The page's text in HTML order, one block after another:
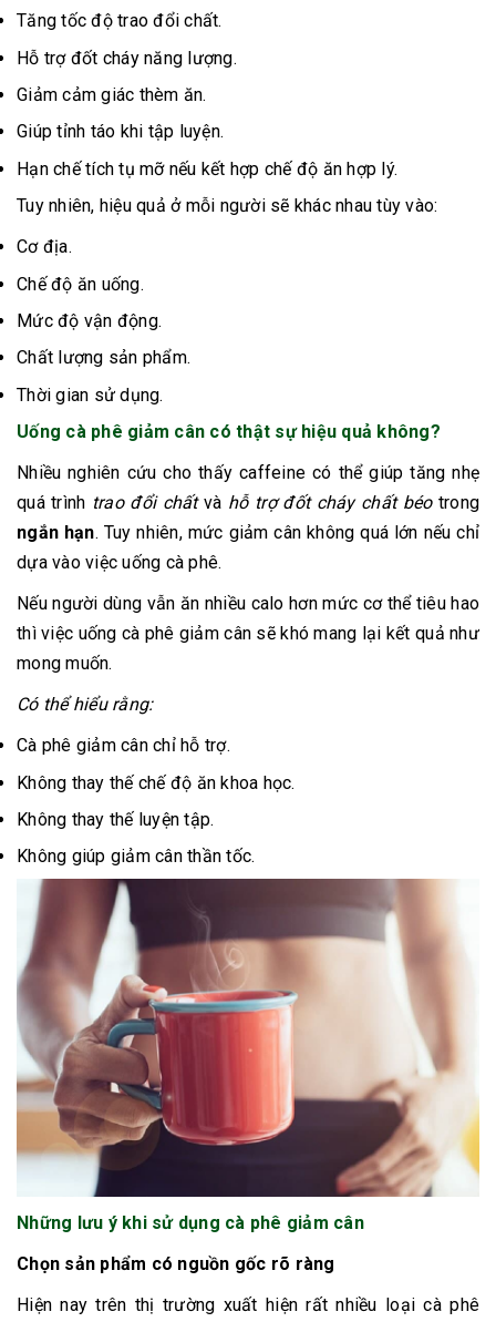
Tăng tốc độ trao đổi chất.
Hỗ trợ đốt cháy năng lượng.
Giảm cảm giác thèm ăn.
Giúp tỉnh táo khi tập luyện.
Hạn chế tích tụ mỡ nếu kết hợp chế độ ăn hợp lý.
Tuy nhiên, hiệu quả ở mỗi người sẽ khác nhau tùy vào:
Cơ địa.
Chế độ ăn uống.
Mức độ vận động.
Chất lượng sản phẩm.
Thời gian sử dụng.
Uống cà phê giảm cân có thật sự hiệu quả không?
Nhiều nghiên cứu cho thấy caffeine có thể giúp tăng nhẹ
quá trình trao đổi chấtvà hỗ trợ đốt cháy chất béotrong
ngắn hạn. Tuy nhiên, mức giảm cân không quá lớn nếu chỉ
dựa vào việc uống cà phê.
Nếu người dùng vẫn ăn nhiều calo hơn mức cơ thể tiêu hao
thì việc uống cà phê giảm cân sẽ khó mang lại kết quả như
mong muốn.
Có thể hiểu rằng:
Cà phê giảm cân chỉ hỗ trợ.
Không thay thế chế độ ăn khoa học.
Không thay thế luyện tập.
Không giúp giảm cân thần tốc.
Những lưu ý khi sử dụng cà phê giảm cân
Chọn sản phẩm có nguồn gốc rõ ràng
Hiện nay trên thị trường xuất hiện rất nhiều loại cà phê